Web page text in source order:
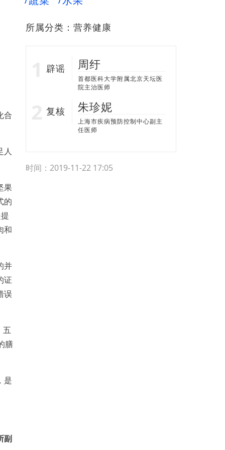
合
人
果
的
和
并
证
误
五
膳
是
副
所属分类： 营养健康
辟谣 周纡
首都医科大学附属北京天坛医
院主治医师
复核 朱珍妮
上海市疾病预防控制中心副主
任医师
时间：2019-11-22 17:05